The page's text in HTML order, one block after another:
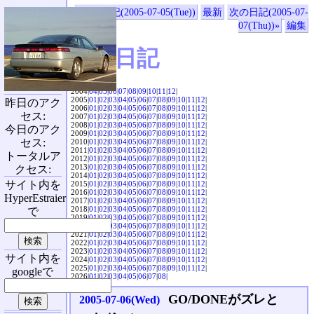
«前の日記(2005-07-05(Tue)) 最新
次の日記(2005-07-
07(Thu))»
編集
SVX日記
2004|04|05|06|07|08|09|10|11|12|
2005|01|02|03|04|05|06|07|08|09|10|11|12|
2006|01|02|03|04|05|06|07|08|09|10|11|12|
2007|01|02|03|04|05|06|07|08|09|10|11|12|
2008|01|02|03|04|05|06|07|08|09|10|11|12|
2009|01|02|03|04|05|06|07|08|09|10|11|12|
2010|01|02|03|04|05|06|07|08|09|10|11|12|
2011|01|02|03|04|05|06|07|08|09|10|11|12|
2012|01|02|03|04|05|06|07|08|09|10|11|12|
2013|01|02|03|04|05|06|07|08|09|10|11|12|
2014|01|02|03|04|05|06|07|08|09|10|11|12|
2015|01|02|03|04|05|06|07|08|09|10|11|12|
2016|01|02|03|04|05|06|07|08|09|10|11|12|
2017|01|02|03|04|05|06|07|08|09|10|11|12|
2018|01|02|03|04|05|06|07|08|09|10|11|12|
2019|01|02|03|04|05|06|07|08|09|10|11|12|
03|04|05|06|07|08|09|10|11|12|
2021|01|02|03|04|05|06|07|08|09|10|11|12|
2022|01|02|03|04|05|06|07|08|09|10|11|12|
2023|01|02|03|04|05|06|07|08|09|10|11|12|
2024|01|02|03|04|05|06|07|08|09|10|11|12|
2025|01|02|03|04|05|06|07|08|09|10|11|12|
2026|01|02|03|04|05|06|07|08|
2005-07-06(Wed)
GO/DONEがズレと
昨日のアク
セス:
今日のアク
セス:
トータルア
クセス:
サイト内を
HyperEstraier
で
サイト内を
googleで